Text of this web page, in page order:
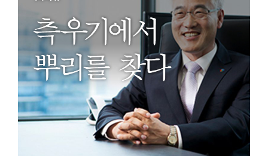
민속이야기
민속 인사이드